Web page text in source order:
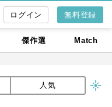
無料登録
傑作選 Match
人気